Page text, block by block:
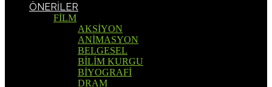
ÖNERİLER
FİLM
AKSİYON
ANİMASYON
BELGESEL
BİLİM KURGU
BİYOGRAFİ
DRAM